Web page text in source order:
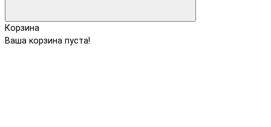
Корзина
Ваша корзина пуста!